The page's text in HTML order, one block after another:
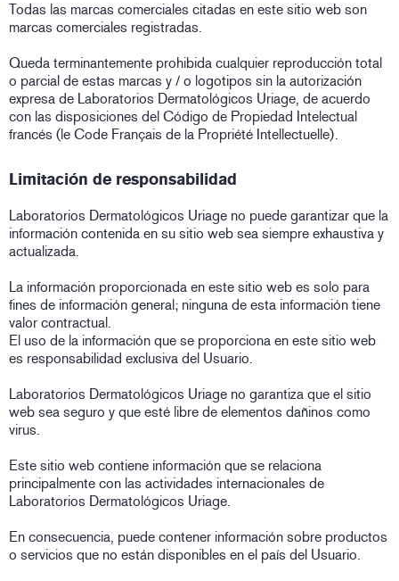
Todas las marcas comerciales citadas en este sitio web son
marcas comerciales registradas.
Queda terminantemente prohibida cualquier reproducción total
o parcial de estas marcas y / o logotipos sin la autorización
expresa de Laboratorios Dermatológicos Uriage, de acuerdo
con las disposiciones del Código de Propiedad Intelectual
francés (le Code Français de la Propriété Intellectuelle).
Limitación de responsabilidad
Laboratorios Dermatológicos Uriage no puede garantizar que la
información contenida en su sitio web sea siempre exhaustiva y
actualizada.
La información proporcionada en este sitio web es solo para
fines de información general; ninguna de esta información tiene
valor contractual.
El uso de la información que se proporciona en este sitio web
es responsabilidad exclusiva del Usuario.
Laboratorios Dermatológicos Uriage no garantiza que el sitio
web sea seguro y que esté libre de elementos dañinos como
virus.
Este sitio web contiene información que se relaciona
principalmente con las actividades internacionales de
Laboratorios Dermatológicos Uriage.
En consecuencia, puede contener información sobre productos
o servicios que no están disponibles en el país del Usuario.